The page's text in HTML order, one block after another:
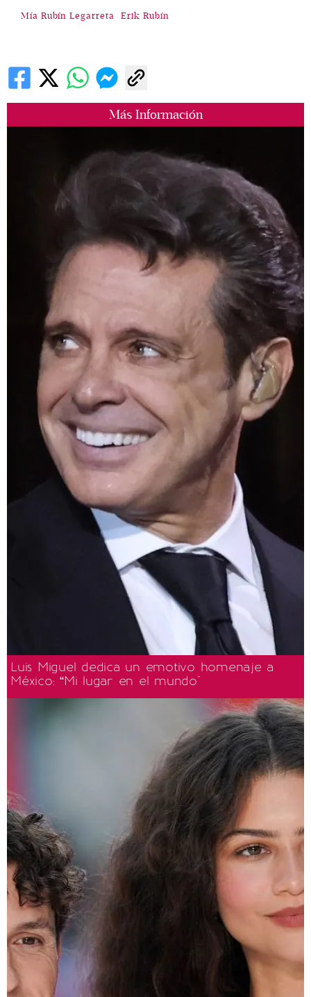
Más Información
Luis Miguel dedica un emotivo homenaje a
México: “Mi lugar en el mundo"
Mía Rubín Legarreta Erik Rubín